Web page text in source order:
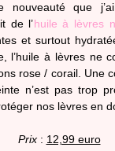
nouveauté que
de l’huile à lèvres
et surtout
l’huile à lèvres ne
rose / corail. Une
n’est pas trop
nos lèvres en
Prix: 12,99 euro